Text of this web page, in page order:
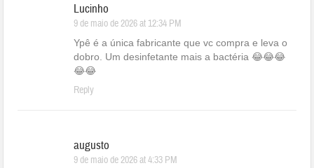
Lucinho
9 de maio de 2026 at 12:34 PM
Ypê é a única fabricante que vc compra e leva o
dobro. Um desinfetante mais a bactéria 😂😂😂
😂😂
Reply
augusto
9 de maio de 2026 at 4:33 PM